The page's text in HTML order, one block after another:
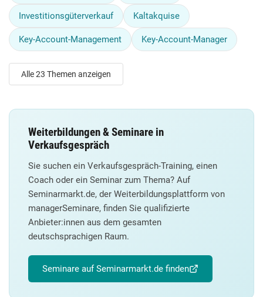
Investitionsgüterverkauf Kaltakquise
Key-Account-Management Key-Account-Manager
Alle 23 Themen anzeigen
Weiterbildungen & Seminare in
Verkaufsgespräch
Sie suchen ein Verkaufsgespräch-Training, einen
Coach oder ein Seminar zum Thema? Auf
Seminarmarkt.de, der Weiterbildungsplattform von
managerSeminare, finden Sie qualifizierte
Anbieter:innen aus dem gesamten
deutschsprachigen Raum.
Seminare auf Seminarmarkt.de finden